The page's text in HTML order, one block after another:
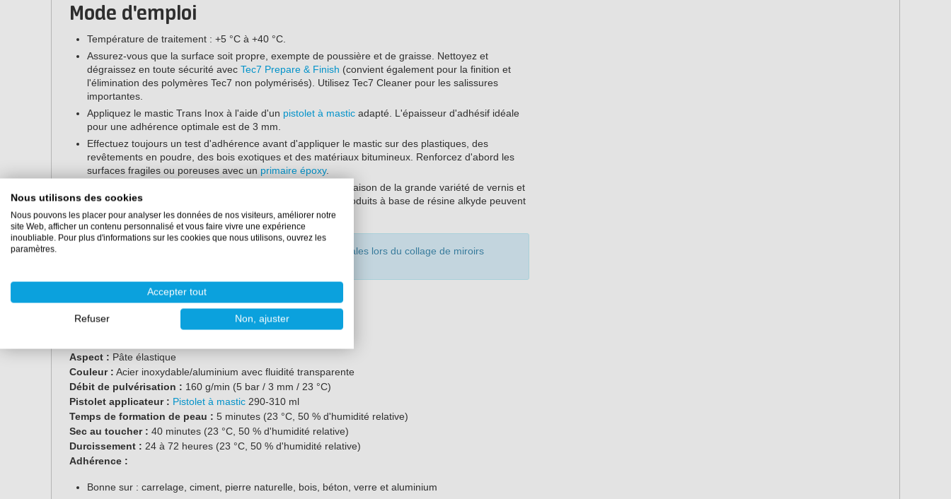
Mode d'emploi
Température de traitement : +5 °C à +40 °C.
Assurez-vous que la surface soit propre, exempte de poussière et de graisse. Nettoyez et
dégraissez en toute sécurité avec Tec7 Prepare & Finish (convient également pour la finition et
l'élimination des polymères Tec7 non polymérisés). Utilisez Tec7 Cleaner pour les salissures
importantes.
Appliquez le mastic Trans Inox à l'aide d'un pistolet à mastic adapté. L'épaisseur d'adhésif idéale
pour une adhérence optimale est de 3 mm.
Effectuez toujours un test d'adhérence avant d'appliquer le mastic sur des plastiques, des
revêtements en poudre, des bois exotiques et des matériaux bitumineux. Renforcez d'abord les
surfaces fragiles ou poreuses avec un primaire époxy.
Vous souhaitez appliquer le mastic sur de la peinture ? En raison de la grande variété de vernis et
de peintures, un test d'adhérence est recommandé. Les produits à base de résine alkyde peuvent
ralentir le séchage.
appliquez uniquement des lignes d'adhésif verticales lors du collage de miroirs
Propriétés
Cartouche de 310 ml
Aspect : Pâte élastique
Couleur : Acier inoxydable/aluminium avec fluidité transparente
Débit de pulvérisation : 160 g/min (5 bar / 3 mm / 23 °C)
Pistolet applicateur : Pistolet à mastic 290-310 ml
Temps de formation de peau : 5 minutes (23 °C, 50 % d'humidité relative)
Sec au toucher : 40 minutes (23 °C, 50 % d'humidité relative)
Durcissement : 24 à 72 heures (23 °C, 50 % d'humidité relative)
Adhérence :
Bonne sur : carrelage, ciment, pierre naturelle, bois, béton, verre et aluminium
Nous utilisons des cookies
Nous pouvons les placer pour analyser les données de nos visiteurs, améliorer notre
site Web, afficher un contenu personnalisé et vous faire vivre une expérience
inoubliable. Pour plus d'informations sur les cookies que nous utilisons, ouvrez les
paramètres.
Accepter tout
Refuser Non, ajuster